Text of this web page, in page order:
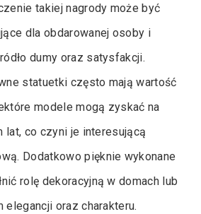
takiej nagrody może być
dla obdarowanej osoby i
dumy oraz satysfakcji.
statuetki często mają wartość
modele mogą zyskać na
lat, co czyni je interesującą
Dodatkowo pięknie wykonane
rolę dekoracyjną w domach lub
elegancji oraz charakteru.